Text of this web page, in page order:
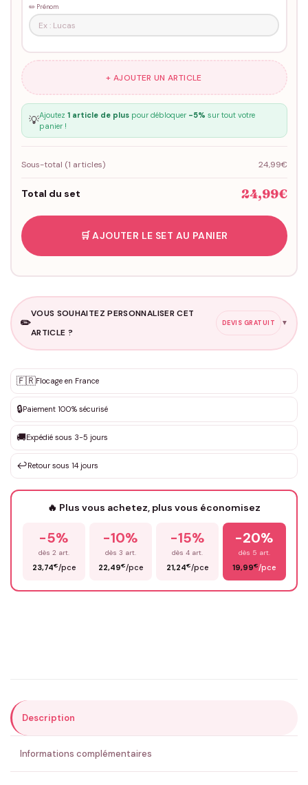
✏️ Prénom
+ AJOUTER UN ARTICLE
💡Ajoutez 1 article de pluspour débloquer -5% sur tout votre
panier !
Sous-total (1 articles) 24,99€
Total du set 24,99€
🛒 AJOUTER LE SET AU PANIER
✏️
VOUS SOUHAITEZ PERSONNALISER CET
ARTICLE ?
DEVIS GRATUIT ▼
✨ Personnalisation sur mesure
DEVIS GRATUIT · Personnalisation de 3 à 10€ selon la demande
Que souhaitez-vous ?*
Votre texte / idée*
Prénom*
ENVOYER MA DEMANDE ✨
💚 Retour sous 24-48h🇫🇷 Flocage en France✅ Validation avant fabrication
🇫🇷Flocage en France
🔒Paiement 100% sécurisé
🚚Expédié sous 3-5 jours
↩️Retour sous 14 jours
🔥 Plus vous achetez, plus vous économisez
-5%
dès 2 art.
23,74€/pce
-10%
dès 3 art.
22,49€/pce
-15%
dès 4 art.
21,24€/pce
-20%
dès 5 art.
19,99€/pce
Description
Informations complémentaires